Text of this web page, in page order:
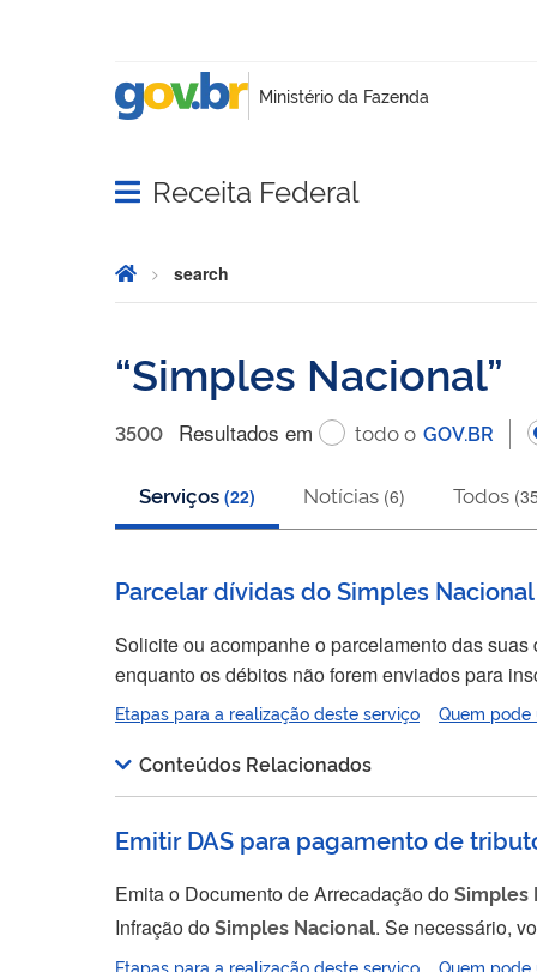
Abrir menu principal de navegação
Receita Federal
Você está aqui:
Iniciosearch
Simples Nacional
3500 Resultados em todo o GOV.BR
Serviços (22) Notícias (6) Todos (
Parcelar dívidas do Simples Nacional
Solicite ou acompanhe o parcelamento das
enquanto os débitos não forem enviados para
FazendaNacional. O parcelamento pode ser feito em até 60 (sessenta) vezes, mas a parcela mínima é de R$ 300,00 (trezentos reais). Você poderá escolher o
Etapas para a realização deste serviço Quem pode
Conteúdos Relacionados
Emitir DAS para pagamento de
Emita o Documento de Arrecadação doSimples
Infração doSimples Nacional. Se necessário, você pode emitir também um DAS avulso (manual), para situações em que não for possível emitir o documento
pelo PGDAS-D. O pagamento com o DAS compreende: Imposto sobre a Renda da Pessoa Jurídica (IRPJ); Imposto sobre Produtos Industrializados (IPI);
Etapas para a realização deste serviço Quem pode